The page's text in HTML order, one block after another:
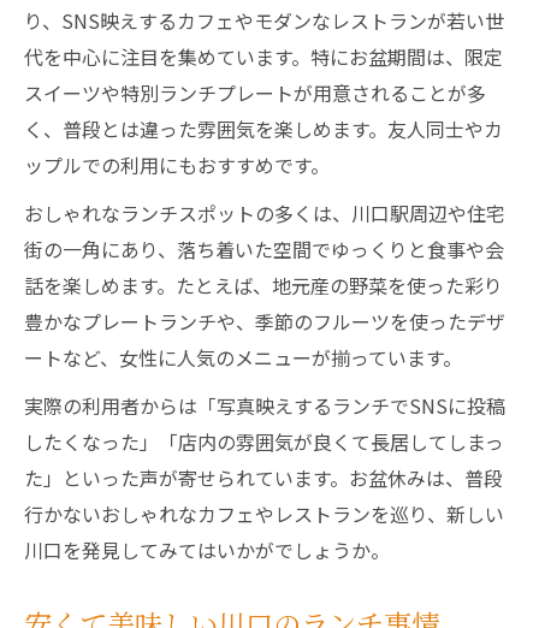
り、SNS映えするカフェやモダンなレストランが若い世
代を中心に注目を集めています。特にお盆期間は、限定
スイーツや特別ランチプレートが用意されることが多
く、普段とは違った雰囲気を楽しめます。友人同士やカ
ップルでの利用にもおすすめです。
おしゃれなランチスポットの多くは、川口駅周辺や住宅
街の一角にあり、落ち着いた空間でゆっくりと食事や会
話を楽しめます。たとえば、地元産の野菜を使った彩り
豊かなプレートランチや、季節のフルーツを使ったデザ
ートなど、女性に人気のメニューが揃っています。
実際の利用者からは「写真映えするランチでSNSに投稿
したくなった」「店内の雰囲気が良くて長居してしまっ
た」といった声が寄せられています。お盆休みは、普段
行かないおしゃれなカフェやレストランを巡り、新しい
川口を発見してみてはいかがでしょうか。